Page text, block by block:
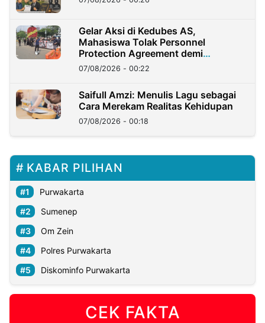
Gelar Aksi di Kedubes AS,
Mahasiswa Tolak Personnel
Protection Agreement demi
Kedaulatan Negara
07/08/2026 - 00:22
Saifull Amzi: Menulis Lagu sebagai
Cara Merekam Realitas Kehidupan
07/08/2026 - 00:18
KABAR PILIHAN
Purwakarta
Sumenep
Om Zein
Polres Purwakarta
Diskominfo Purwakarta
CEK FAKTA